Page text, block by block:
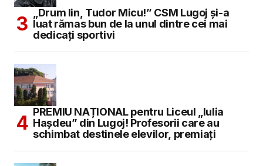
„Drum lin, Tudor Micu!” CSM Lugoj și-a
luat rămas bun de la unul dintre cei mai
dedicați sportivi
PREMIU NAȚIONAL pentru Liceul „Iulia
Hașdeu” din Lugoj! Profesorii care au
schimbat destinele elevilor, premiați